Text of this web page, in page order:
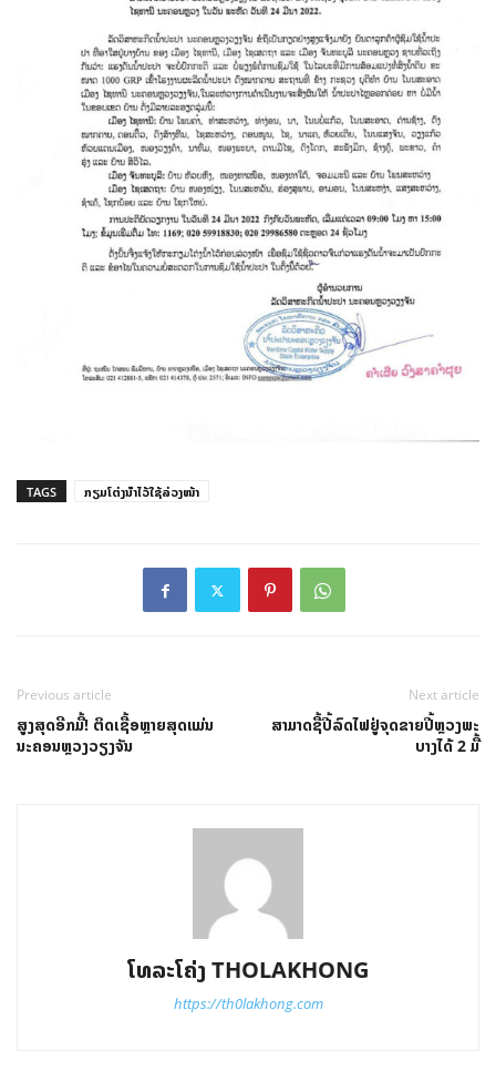
TAGS ກຽມໂຕ່ງນ້ໍາໄວ້ໃຊ້ລ່ວງໜ້າ
Previous article
ສູງສຸດອີກມື້! ຕິດເຊື້ອຫຼາຍສຸດແມ່ນ
ນະຄອນຫຼວງວຽງຈັນ
Next article
ສາມາດຊື້ປີ້ລົດໄຟຢູ່ຈຸດຂາຍປີ້ຫຼວງພະ
ບາງໄດ້ 2 ມື້
ໂທລະໂຄ່ງ THOLAKHONG
https://th0lakhong.com